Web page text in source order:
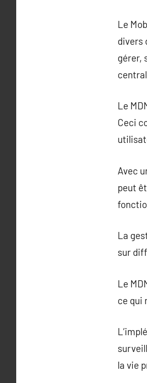
Le
divers
gérer,
Le
Ceci
Avec
peut
La
sur
Le
ce qui
la vie